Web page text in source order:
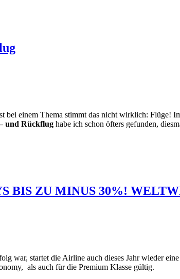
bei einem Thema stimmt das nicht wirklich:
und Rückflug habe ich schon öfters gefunden,
BIS ZU MINUS 30%!
war, startet die Airline auch dieses Jahr wieder
als auch für die Premium Klasse gültig.